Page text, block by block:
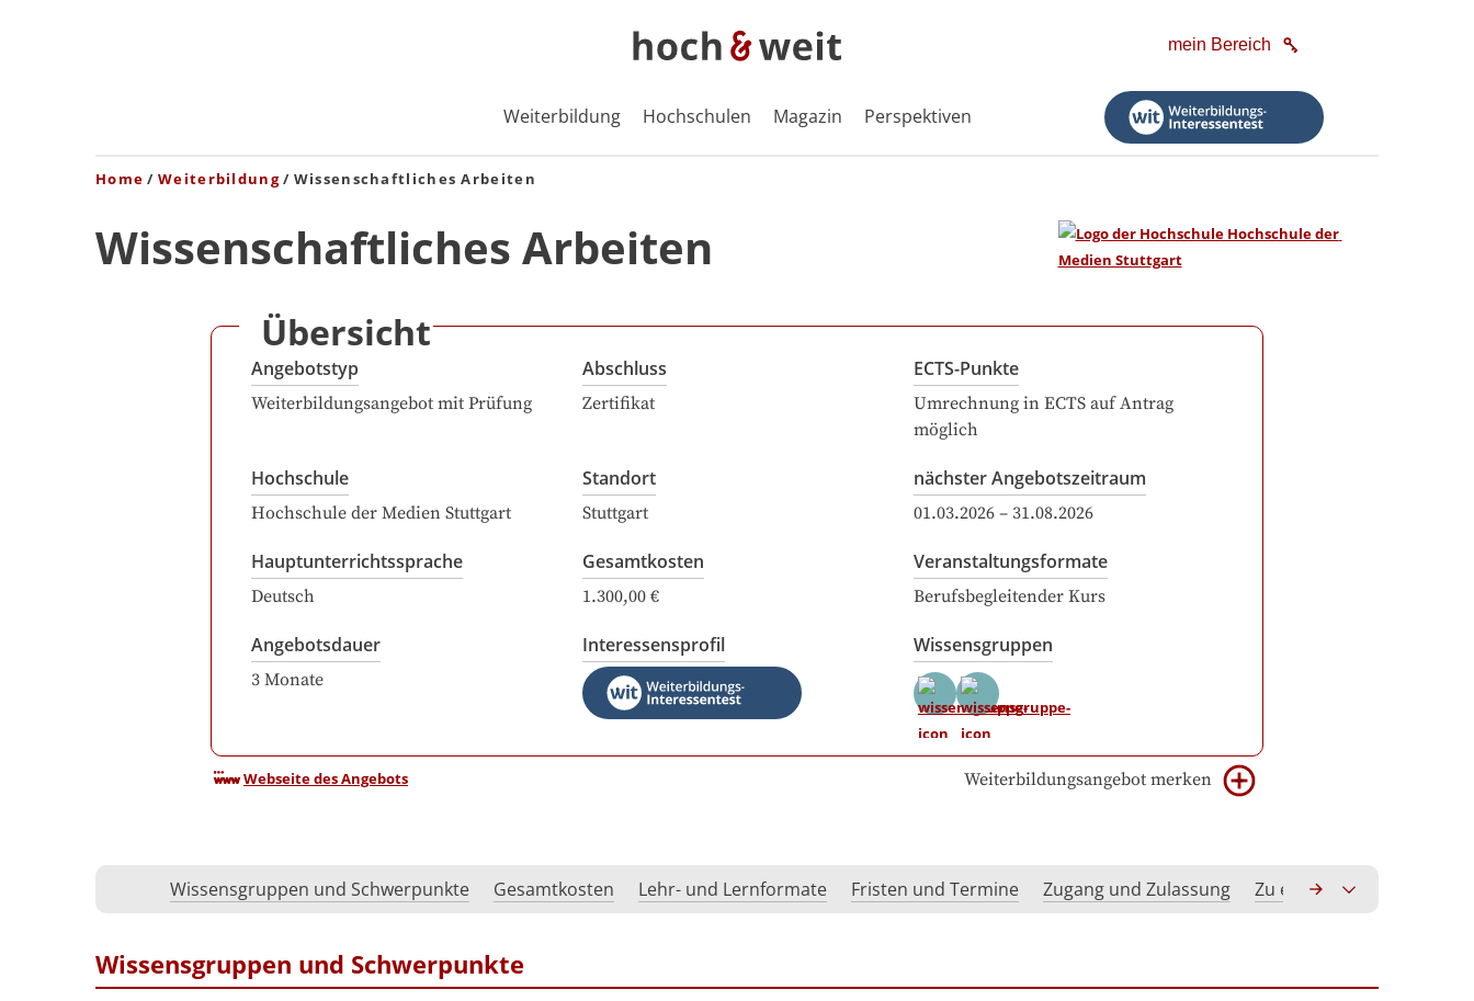
mein Bereich
Weiterbildung Hochschulen Magazin Perspektiven
Home Weiterbildung Wissenschaftliches Arbeiten
Wissenschaftliches Arbeiten
Übersicht
Angebotstyp
Weiterbildungsangebot mit Prüfung
Abschluss
Zertifikat
ECTS-Punkte
Umrechnung in ECTS auf Antrag
möglich
Hochschule
Hochschule der Medien Stuttgart
Standort
Stuttgart
nächster Angebotszeitraum
01.03.2026 – 31.08.2026
Hauptunterrichtssprache
Deutsch
Gesamtkosten
1.300,00 €
Veranstaltungsformate
Berufsbegleitender Kurs
Angebotsdauer
3 Monate
Interessensprofil Wissensgruppen
Webseite des Angebots Weiterbildungsangebot merken
Wissensgruppen und Schwerpunkte Gesamtkosten Lehr- und Lernformate Fristen und Termine Zugang und Zulassung Zu erwerbende
Wissensgruppen und Schwerpunkte